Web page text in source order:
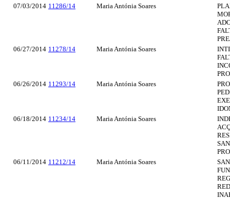
07/03/2014 11286/14 Maria Antónia Soares
06/27/2014 11278/14 Maria Antónia Soares
06/26/2014 11293/14 Maria Antónia Soares
06/18/2014 11234/14 Maria Antónia Soares
06/11/2014 11212/14 Maria Antónia Soares